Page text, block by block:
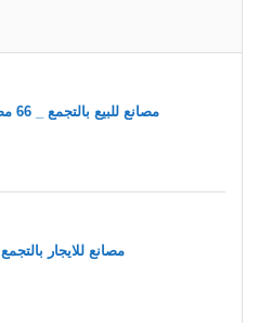
مصانع للبيع بالتجمع _ 66 مصنع للبيع بالتجمع
مصانع للايجار بالتجمع 60 مصنع للايجار